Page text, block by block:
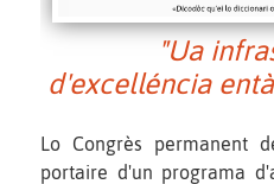
"Ua
d'excelléncia
Lo Congrès permanent
portaire d'un programa